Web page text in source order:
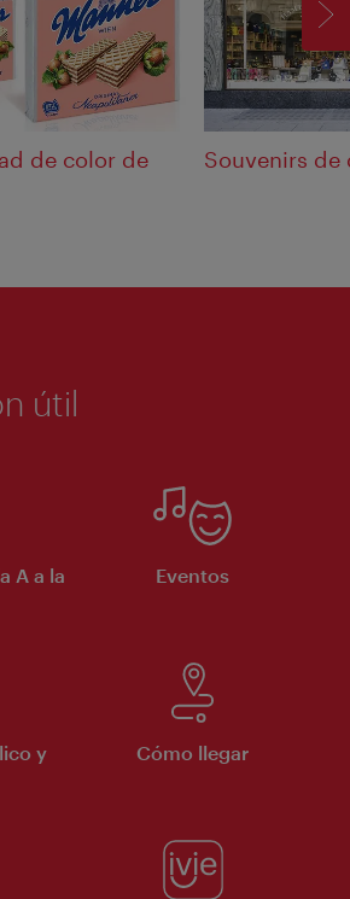
de color de
Souvenirs de
útil
A a la
Eventos
y
Cómo llegar